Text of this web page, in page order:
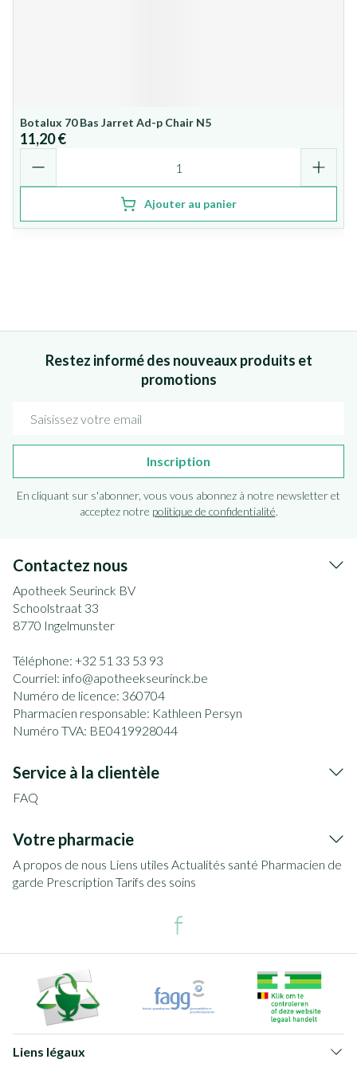
Botalux 70 Bas Jarret Ad-p Chair N5
11,20 €
Ajouter au panier
Restez informé des nouveaux produits et
promotions
Inscription
En cliquant sur s'abonner, vous vous abonnez à notre newsletter et
acceptez notre politique de confidentialité.
Contactez nous
Apotheek Seurinck BV
Schoolstraat 33
8770 Ingelmunster
Téléphone: +32 51 33 53 93
Courriel: info@apotheekseurinck.be
Numéro de licence: 360704
Pharmacien responsable: Kathleen Persyn
Numéro TVA: BE0419928044
Service à la clientèle
FAQ
Votre pharmacie
A propos de nous Liens utiles Actualités santé Pharmacien de
garde Prescription Tarifs des soins
Liens légaux